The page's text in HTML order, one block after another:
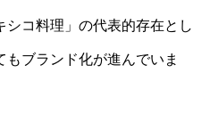
コ料理」の代表的存在とし
ブランド化が進んでいま